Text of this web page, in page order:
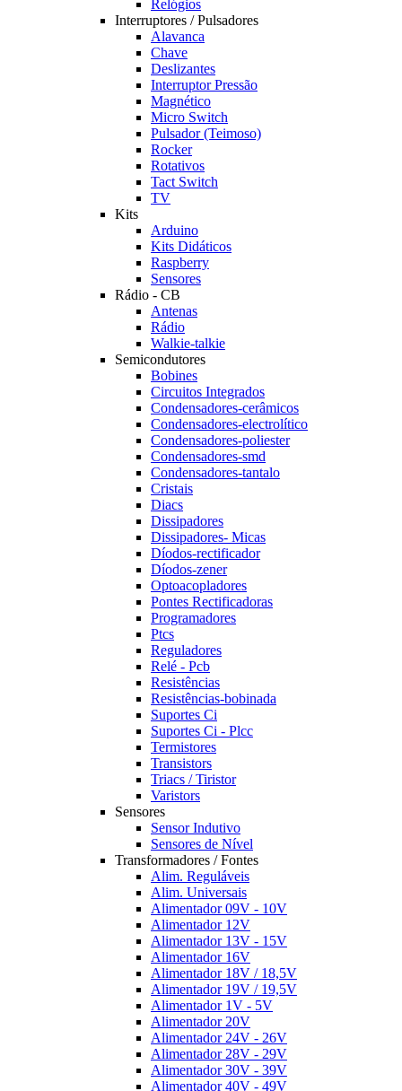
Relógios
Interruptores / Pulsadores
Alavanca
Chave
Deslizantes
Interruptor Pressão
Magnético
Micro Switch
Pulsador (Teimoso)
Rocker
Rotativos
Tact Switch
TV
Kits
Arduino
Kits Didáticos
Raspberry
Sensores
Rádio - CB
Antenas
Rádio
Walkie-talkie
Semicondutores
Bobines
Circuitos Integrados
Condensadores-cerâmicos
Condensadores-electrolítico
Condensadores-poliester
Condensadores-smd
Condensadores-tantalo
Cristais
Diacs
Dissipadores
Dissipadores- Micas
Díodos-rectificador
Díodos-zener
Optoacopladores
Pontes Rectificadoras
Programadores
Ptcs
Reguladores
Relé - Pcb
Resistências
Resistências-bobinada
Suportes Ci
Suportes Ci - Plcc
Termistores
Transistors
Triacs / Tiristor
Varistors
Sensores
Sensor Indutivo
Sensores de Nível
Transformadores / Fontes
Alim. Reguláveis
Alim. Universais
Alimentador 09V - 10V
Alimentador 12V
Alimentador 13V - 15V
Alimentador 16V
Alimentador 18V / 18,5V
Alimentador 19V / 19,5V
Alimentador 1V - 5V
Alimentador 20V
Alimentador 24V - 26V
Alimentador 28V - 29V
Alimentador 30V - 39V
Alimentador 40V - 49V